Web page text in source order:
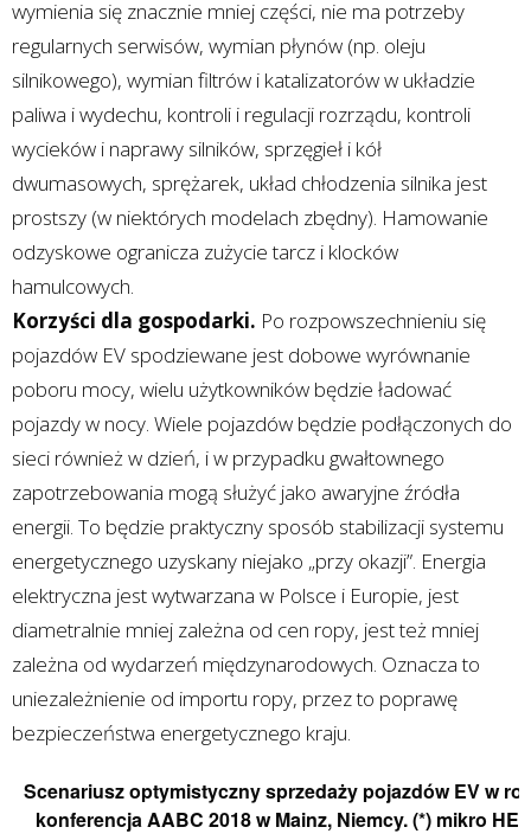
wymienia się znacznie mniej części, nie ma potrzeby
regularnych serwisów, wymian płynów (np. oleju
silnikowego), wymian filtrów i katalizatorów w układzie
paliwa i wydechu, kontroli i regulacji rozrządu, kontroli
wycieków i naprawy silników, sprzęgieł i kół
dwumasowych, sprężarek, układ chłodzenia silnika jest
prostszy (w niektórych modelach zbędny). Hamowanie
odzyskowe ogranicza zużycie tarcz i klocków
hamulcowych.
Korzyści dla gospodarki. Po rozpowszechnieniu się
pojazdów EV spodziewane jest dobowe wyrównanie
poboru mocy, wielu użytkowników będzie ładować
pojazdy w nocy. Wiele pojazdów będzie podłączonych do
sieci również w dzień, i w przypadku gwałtownego
zapotrzebowania mogą służyć jako awaryjne źródła
energii. To będzie praktyczny sposób stabilizacji systemu
energetycznego uzyskany niejako „przy okazji”. Energia
elektryczna jest wytwarzana w Polsce i Europie, jest
diametralnie mniej zależna od cen ropy, jest też mniej
zależna od wydarzeń międzynarodowych. Oznacza to
uniezależnienie od importu ropy, przez to poprawę
bezpieczeństwa energetycznego kraju.
Scenariusz optymistyczny sprzedaży pojazdów EV w
konferencja AABC 2018 w Mainz, Niemcy. (*) mikro